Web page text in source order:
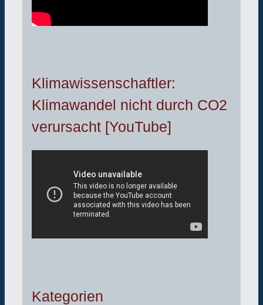
Klimawissenschaftler:
Klimawandel nicht durch CO2
verursacht [YouTube]
Kategorien